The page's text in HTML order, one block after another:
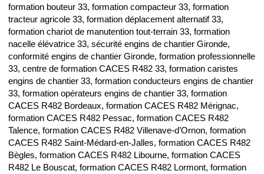
formation bouteur 33, formation compacteur 33, formation
tracteur agricole 33, formation déplacement alternatif 33,
formation chariot de manutention tout-terrain 33, formation
nacelle élévatrice 33, sécurité engins de chantier Gironde,
conformité engins de chantier Gironde, formation professionnelle
33, centre de formation CACES R482 33, formation caristes
engins de chantier 33, formation conducteurs engins de chantier
33, formation opérateurs engins de chantier 33, formation
CACES R482 Bordeaux, formation CACES R482 Mérignac,
formation CACES R482 Pessac, formation CACES R482
Talence, formation CACES R482 Villenave-d’Ornon, formation
CACES R482 Saint-Médard-en-Jalles, formation CACES R482
Bègles, formation CACES R482 Libourne, formation CACES
R482 Le Bouscat, formation CACES R482 Lormont, formation